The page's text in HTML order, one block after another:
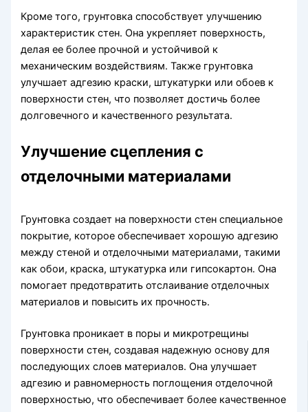
Кроме того, грунтовка способствует улучшению
характеристик стен. Она укрепляет поверхность,
делая ее более прочной и устойчивой к
механическим воздействиям. Также грунтовка
улучшает адгезию краски, штукатурки или обоев к
поверхности стен, что позволяет достичь более
долговечного и качественного результата.
Улучшение сцепления с
отделочными материалами
Грунтовка создает на поверхности стен специальное
покрытие, которое обеспечивает хорошую адгезию
между стеной и отделочными материалами, такими
как обои, краска, штукатурка или гипсокартон. Она
помогает предотвратить отслаивание отделочных
материалов и повысить их прочность.
Грунтовка проникает в поры и микротрещины
поверхности стен, создавая надежную основу для
последующих слоев материалов. Она улучшает
адгезию и равномерность поглощения отделочной
поверхностью, что обеспечивает более качественное